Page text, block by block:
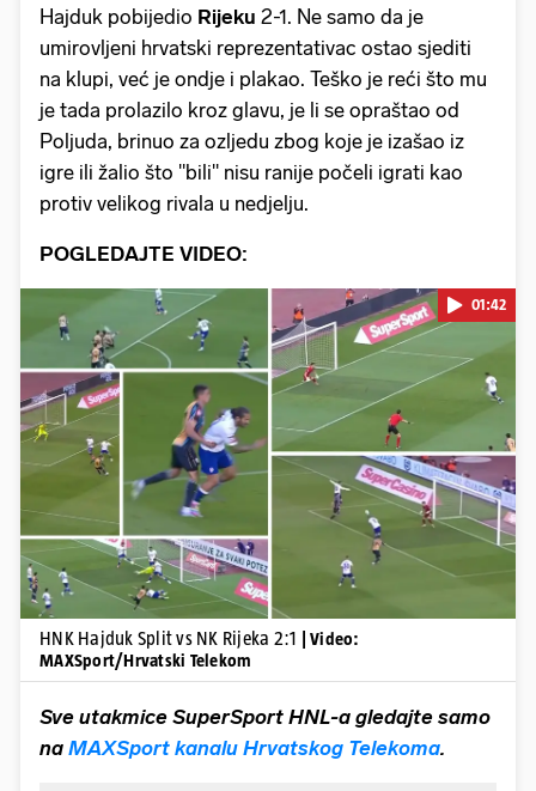
Hajduk pobijedio Rijeku 2-1. Ne samo da je
umirovljeni hrvatski reprezentativac ostao sjediti
na klupi, već je ondje i plakao. Teško je reći što mu
je tada prolazilo kroz glavu, je li se opraštao od
Poljuda, brinuo za ozljedu zbog koje je izašao iz
igre ili žalio što "bili" nisu ranije počeli igrati kao
protiv velikog rivala u nedjelju.
POGLEDAJTE VIDEO:
Pokretanje videa...
01:42
HNK Hajduk Split vs NK Rijeka 2:1
| Video:
MAXSport/Hrvatski Telekom
Sve utakmice SuperSport HNL-a gledajte samo
na MAXSport kanalu Hrvatskog Telekoma.